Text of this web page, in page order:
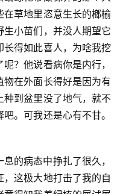
草地里恣意生长的榔榆
小苗们，并没人期望它
得如此喜人，为啥我挖
？他说看病你是内行，
在外面长得好是因为有
到盆里没了地气，就不
。可我还是心有不甘。
的病态中挣扎了很久，
这极大地打击了我的自